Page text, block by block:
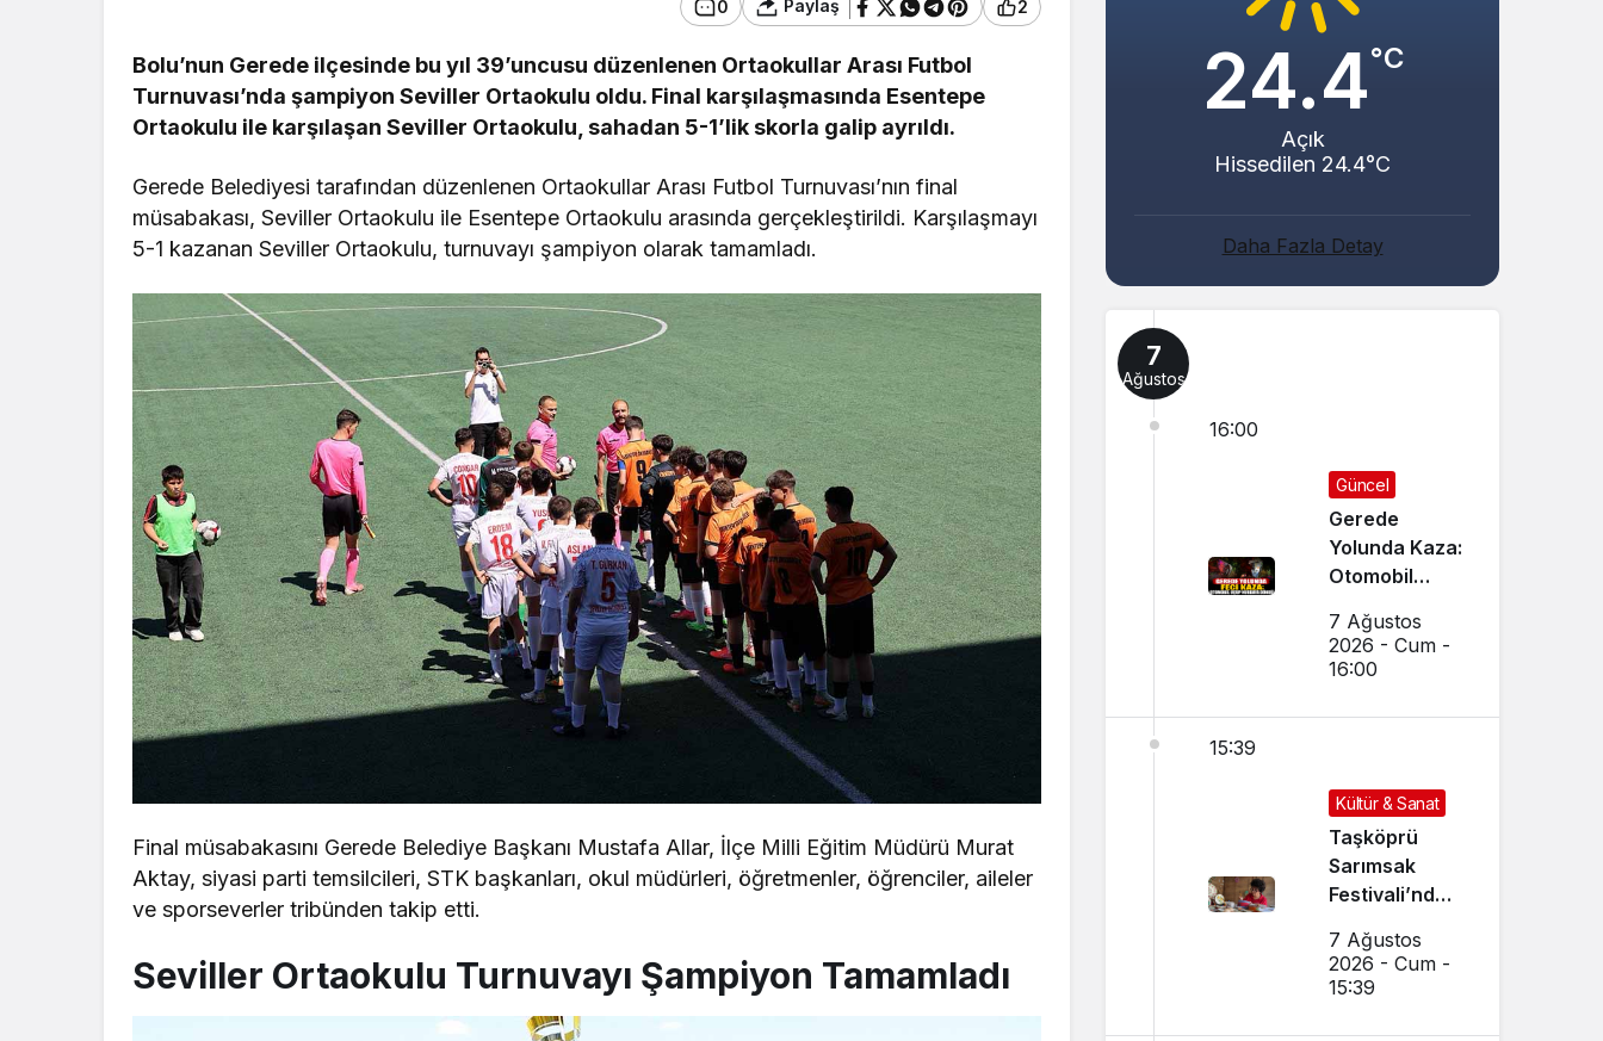
0 Paylaş 2
Bolu’nun Gerede ilçesinde bu yıl 39’uncusu düzenlenen Ortaokullar Arası Futbol
Turnuvası’nda şampiyon Seviller Ortaokulu oldu. Final karşılaşmasında Esentepe
Ortaokulu ile karşılaşan Seviller Ortaokulu, sahadan 5-1’lik skorla galip ayrıldı.
Gerede Belediyesi tarafından düzenlenen Ortaokullar Arası Futbol Turnuvası’nın final
müsabakası, Seviller Ortaokulu ile Esentepe Ortaokulu arasında gerçekleştirildi. Karşılaşmayı
5-1 kazanan Seviller Ortaokulu, turnuvayı şampiyon olarak tamamladı.
Final müsabakasını Gerede Belediye Başkanı Mustafa Allar, İlçe Milli Eğitim Müdürü Murat
Aktay, siyasi parti temsilcileri, STK başkanları, okul müdürleri, öğretmenler, öğrenciler, aileler
ve sporseverler tribünden takip etti.
Seviller Ortaokulu Turnuvayı Şampiyon Tamamladı
24.4°C
Açık
Hissedilen 24.4°C
Daha Fazla Detay
7
Ağustos
16:00
Güncel
Gerede
Yolunda Kaza:
Otomobil
Hurdaya
Döndü
7 Ağustos
2026 - Cum -
16:00
15:39
Kültür & Sanat
Taşköprü
Sarımsak
Festivali’nde
Yöresel
Lezzetler
7 Ağustos
2026 - Cum -
15:39